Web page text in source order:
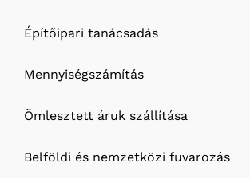
Építőipari tanácsadás
Mennyiségszámítás
Ömlesztett áruk szállítása
Belföldi és nemzetközi fuvarozás